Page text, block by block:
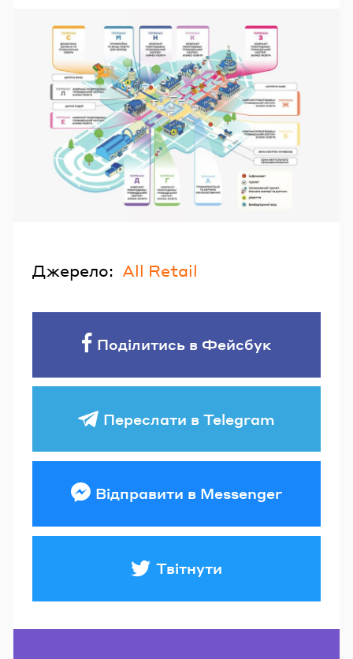
Джерело: All Retail
Поділитись в Фейсбук
Переслати в Telegram
Відправити в Messenger
Твітнути